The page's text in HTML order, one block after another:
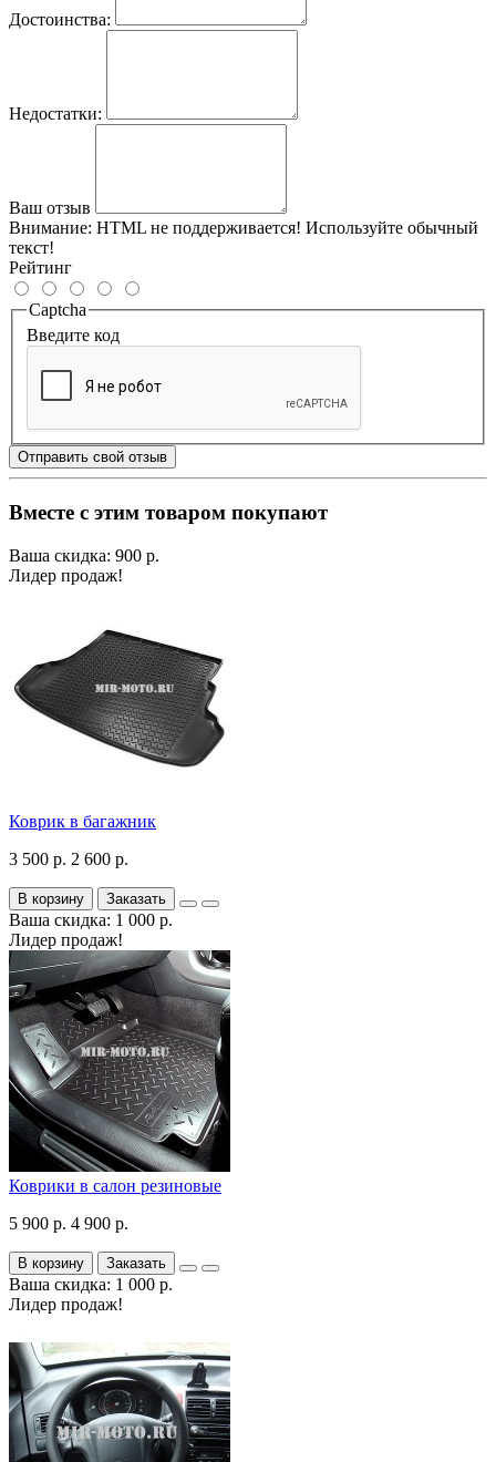
Достоинства:
Недостатки:
Ваш отзыв
Внимание: HTML не поддерживается! Используйте обычный
текст!
Рейтинг
Captcha
Введите код
Отправить свой отзыв
Вместе с этим товаром покупают
Ваша скидка: 900 р.
Лидер продаж!
Коврик в багажник
3 500 р. 2 600 р.
В корзину Заказать
Ваша скидка: 1 000 р.
Лидер продаж!
Коврики в салон резиновые
5 900 р. 4 900 р.
В корзину Заказать
Ваша скидка: 1 000 р.
Лидер продаж!